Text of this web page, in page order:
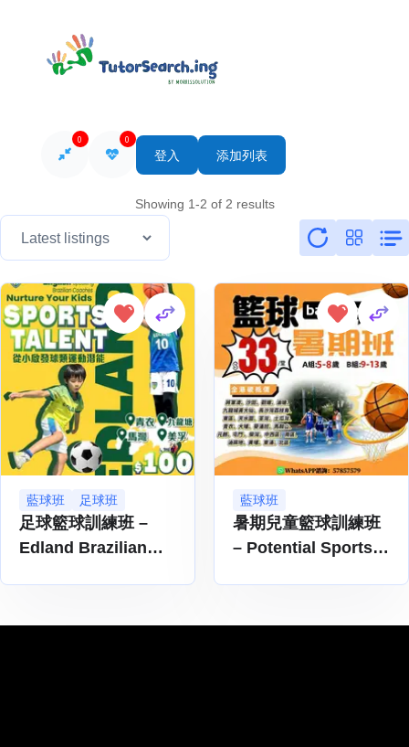
0 0
登入 添加列表
Showing 1-2 of 2 results
藍球班 足球班
足球籃球訓練班 –
Edland Brazilian
藍球班
暑期兒童籃球訓練班
– Potential Sports